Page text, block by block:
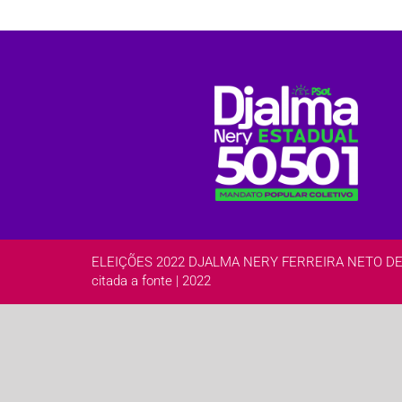
ELEIÇÕES 2022 DJALMA NERY FERREIRA NETO
citada a fonte | 2022